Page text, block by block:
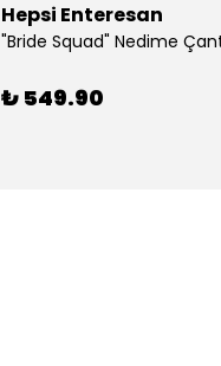
Hepsi Enteresan
₺ 549.90